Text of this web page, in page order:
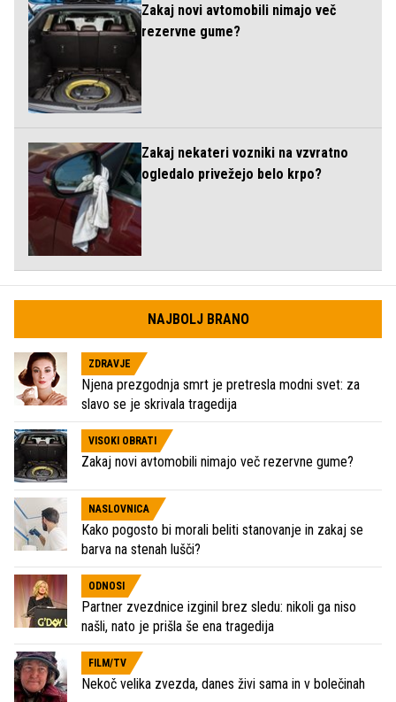
Zakaj novi avtomobili nimajo več
rezervne gume?
Zakaj nekateri vozniki na vzvratno
ogledalo privežejo belo krpo?
NAJBOLJ BRANO
ZDRAVJE
Njena prezgodnja smrt je pretresla modni svet: za
slavo se je skrivala tragedija
VISOKI OBRATI
Zakaj novi avtomobili nimajo več rezervne gume?
NASLOVNICA
Kako pogosto bi morali beliti stanovanje in zakaj se
barva na stenah lušči?
ODNOSI
Partner zvezdnice izginil brez sledu: nikoli ga niso
našli, nato je prišla še ena tragedija
FILM/TV
Nekoč velika zvezda, danes živi sama in v bolečinah